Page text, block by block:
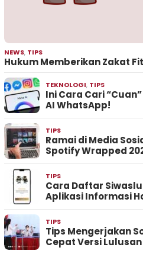
NEWS, TIPS
Hukum Memberikan Zakat
TEKNOLOGI, TIPS
Ini Cara Cari
AI WhatsApp!
TIPS
Ramai di Media
Spotify Wrapped
TIPS
Cara Daftar
Aplikasi Informasi
TIPS
Tips Mengerjakan
Cepat Versi Lulusan